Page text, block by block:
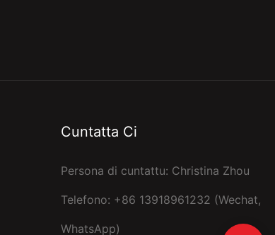
Cuntatta Ci
Persona di cuntattu: Christina Zhou
Telefono: +86 13918961232 (Wechat,
WhatsApp)